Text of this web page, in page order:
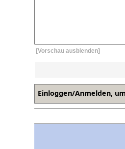
[Vorschau ausblenden]